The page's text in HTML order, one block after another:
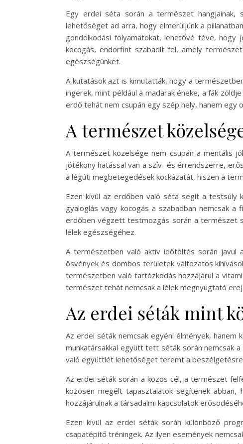
Egy erdei séta során a természet hangjainak,
lehetőséget ad arra, hogy elmerüljünk a
gondolkodási folyamatokat, lehetővé téve, hogy
kocogás, endorfint szabadít fel, amely
egészségünket.
A kutatások azt is kimutatták, hogy a
ingerek, mint például a madarak éneke, a fák
erdő tehát nem csupán egy szép hely, hanem egy
A természet
A természet közelsége nem csupán a mentális
jótékony hatással van a szív- és érrendszerre,
a légúti megbetegedések kockázatát, hiszen a
Ezen kívül az erdőben való séta segít a testsúly
gyaloglás vagy kocogás a szabadban nemcsak
erdőben végzett testmozgás során a természet
lélek egészségéhez.
A természetben való aktív időtöltés során javul
ösvények és dombos területek változatos
természetben való tartózkodás hozzájárul a
természet tehát nemcsak a lélek megnyugtató
Az erdei séták mint
Az erdei séták nemcsak egyéni élmények,
munkatársakkal együtt tett séták során nemcsak
való együttlét lehetőséget teremt a
Az erdei séták során a közös cél, a természet
közösen megélt tapasztalatok segítenek
hozzájárulnak a társadalmi kapcsolatok
Ezen kívül az erdei séták során különböző
csapatépítő tréningek. Az ilyen események